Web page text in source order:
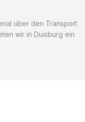
über den Transport
wir in Duisburg ein